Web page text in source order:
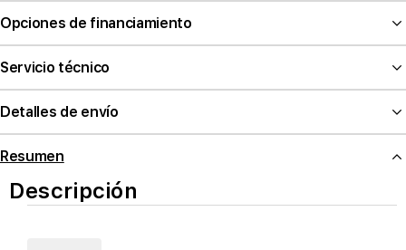
Opciones de financiamiento
Servicio técnico
Detalles de envío
Resumen
Descripción